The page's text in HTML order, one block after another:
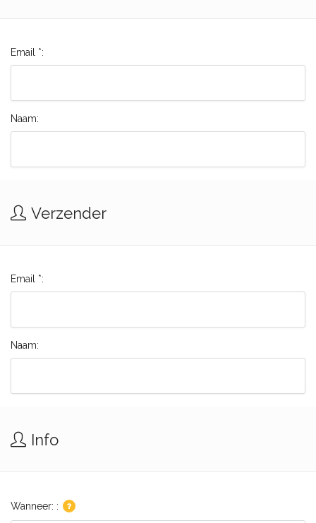
Email *:
Naam:
Verzender
Email *:
Naam:
Info
Wanneer: :